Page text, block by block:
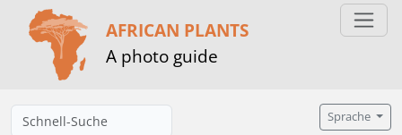
AFRICAN PLANTS
A photo guide
Sprache